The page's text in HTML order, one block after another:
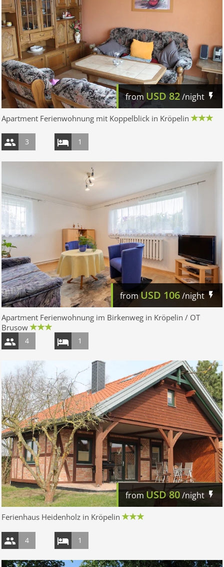
from USD 82/night
Apartment Ferienwohnung mit Koppelblick in Kröpelin
3 1
fromUSD 106/night
Apartment Ferienwohnung im Birkenweg in Kröpelin / OT
Brusow
4 1
fromUSD80/night
Ferienhaus Heidenholz in Kröpelin
4 1